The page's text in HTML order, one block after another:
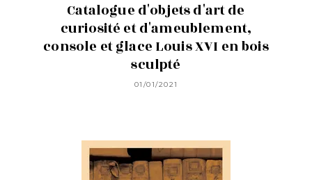
Catalogue d'objets d'art de
curiosité et d'ameublement,
console et glace Louis XVI en bois
sculpté
01/01/2021